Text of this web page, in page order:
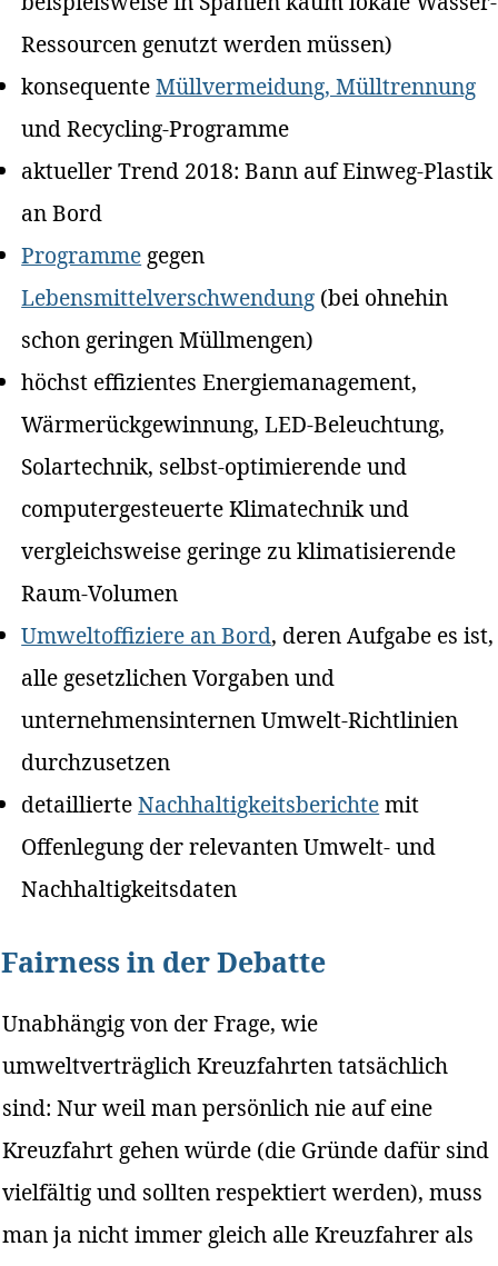
Ressourcen genutzt werden müssen)
konsequenteMüllvermeidung, Mülltrennung
und Recycling-Programme
aktueller Trend 2018: Bann auf Einweg-Plastik
an Bord
Programme gegen
Lebensmittelverschwendung (bei ohnehin
schon geringen Müllmengen)
höchst effizientes Energiemanagement,
Wärmerückgewinnung, LED-Beleuchtung,
Solartechnik, selbst-optimierende und
computergesteuerte Klimatechnik und
vergleichsweise geringe zu klimatisierende
Raum-Volumen
Umweltoffiziere an Bord, deren Aufgabe es ist,
alle gesetzlichen Vorgaben und
unternehmensinternen Umwelt-Richtlinien
durchzusetzen
detaillierteNachhaltigkeitsberichtemit
Offenlegung der relevanten Umwelt- und
Nachhaltigkeitsdaten
Fairness in der Debatte
Unabhängig von der Frage, wie
umweltverträglich Kreuzfahrten tatsächlich
sind: Nur weil man persönlich nie auf eine
Kreuzfahrt gehen würde (die Gründe dafür sind
vielfältig und sollten respektiert werden), muss
man ja nicht immer gleich alle Kreuzfahrer als